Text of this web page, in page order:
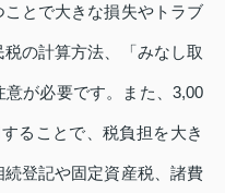
とで大きな損失やトラブ
の計算方法、「みなし取
が必要です。また、3,00
ることで、税負担を大き
登記や固定資産税、諸費